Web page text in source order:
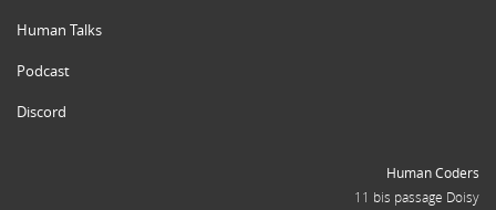
Human Talks
Podcast
Discord
Human Coders
11 bis passage Doisy